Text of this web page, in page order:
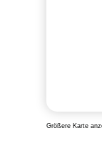
Größere Karte